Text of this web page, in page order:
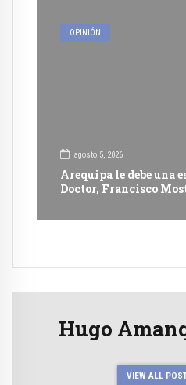
OPINIÓN
agosto 5, 2026
Arequipa le debe una
Doctor, Francisco
Hugo
VIEW ALL